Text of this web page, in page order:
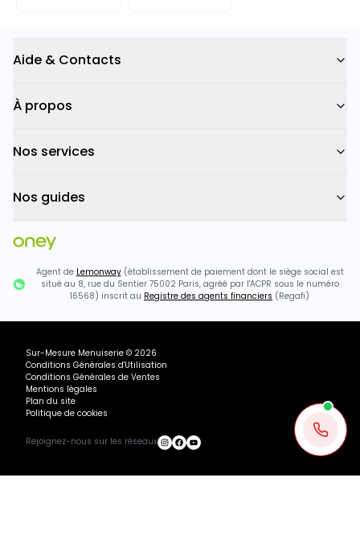
Aide & Contacts
À propos
Nos services
Nos guides
Agent de Lemonway(établissement de paiement dont le siège social est
situé au 8, rue du Sentier 75002 Paris, agréé par l'ACPR sous le numéro
16568) inscrit au Registre des agents financiers (Regafi)
Sur-Mesure Menuiserie © 2026
Conditions Générales d'Utilisation
Conditions Générales de Ventes
Mentions légales
Plan du site
Politique de cookies
Rejoignez-nous sur les réseaux